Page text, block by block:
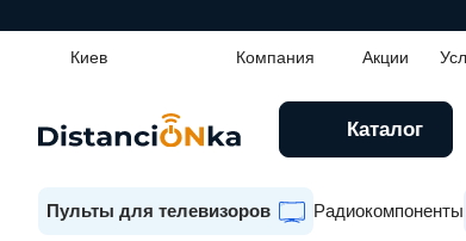
Киев Компания Акции
Каталог
Пульты для телевизоров Радиокомпоненты